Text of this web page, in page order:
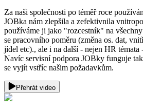
Za naši společnosti po téměř roce
JOBka nám zlepšila a zefektivnila
používáme ji jako "rozcestník" na
se pracovního poměru (změna os. dat,
jídel etc)., ale i na další - nejen HR témata
Navíc servisní podpora JOBky funguje
se vyjít vstříc našim požadavkům.
Přehrát video